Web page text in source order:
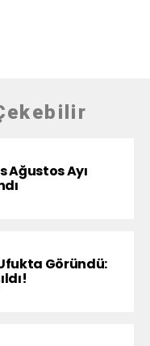
Ağustos Ayı
Göründü: